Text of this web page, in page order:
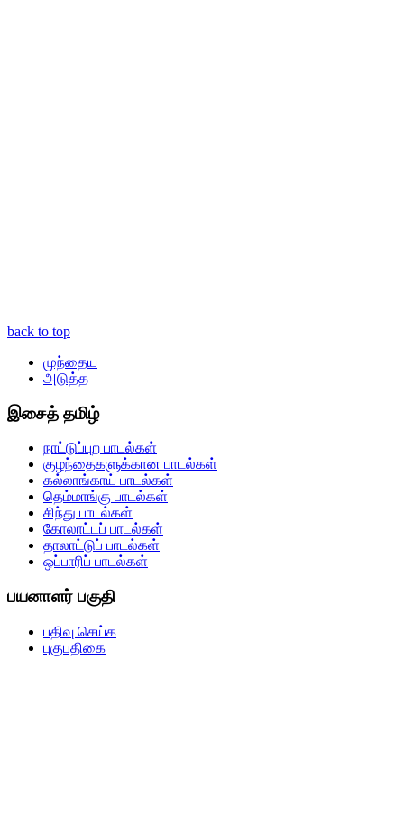
back to top
முந்தைய
அடுத்த
இசைத் தமிழ்
நாட்டுப்புற பாடல்கள்
குழந்தைகளுக்கான பாடல்கள்
கல்லாங்காய் பாடல்கள்
தெம்மாங்கு பாடல்கள்
சிந்து பாடல்கள்
கோலாட்டப் பாடல்கள்
தாலாட்டுப் பாடல்கள்
ஒப்பாரிப் பாடல்கள்
பயனாளர் பகுதி
பதிவு செய்க
புகுபதிகை